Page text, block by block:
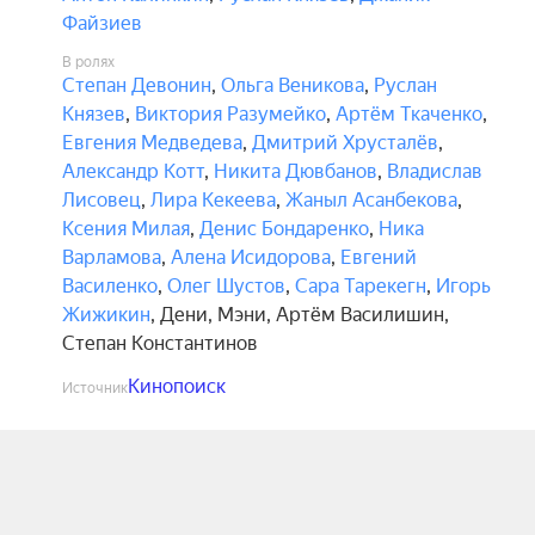
Файзиев
В ролях
Степан Девонин, Ольга Веникова, Руслан
Князев, Виктория Разумейко, Артём Ткаченко,
Евгения Медведева, Дмитрий Хрусталёв,
Александр Котт, Никита Дювбанов, Владислав
Лисовец, Лира Кекеева, Жаныл Асанбекова,
Ксения Милая, Денис Бондаренко, Ника
Варламова, Алена Исидорова, Евгений
Василенко, Олег Шустов, Сара Тарекегн, Игорь
Жижикин, Дени, Мэни, Артём Василишин,
Степан Константинов
ИсточникКинопоиск